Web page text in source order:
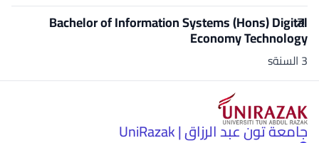
Bachelor of Information Systems (Hons) Digital
Economy Technology
3 السنةs
جامعة تون عبد الرزاق | UniRazak